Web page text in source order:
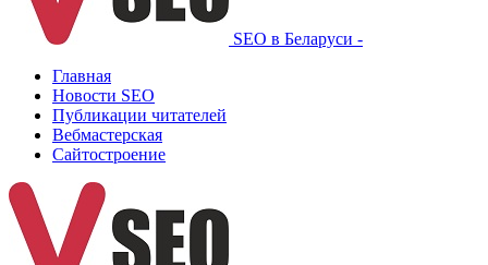
SEO в Беларуси -
Главная
Новости SEO
Публикации читателей
Вебмастерская
Сайтостроение